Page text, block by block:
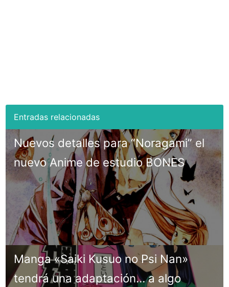
Nuevos detalles para “Noragami” el
nuevo Anime de estudio BONES
Manga «Saiki Kusuo no Psi Nan»
tendrá una adaptación… a algo